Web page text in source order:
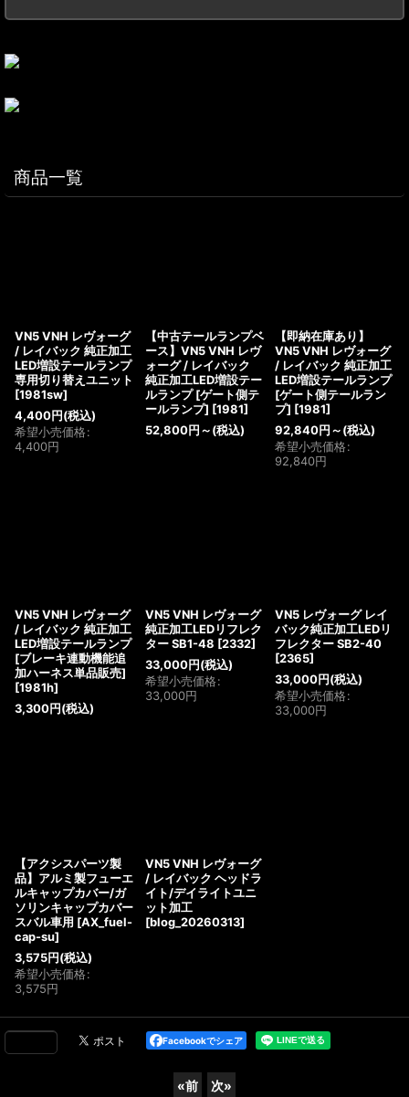
商品一覧
VN5 VNH レヴォーグ
/ レイバック 純正加工
LED増設テールランプ
専用切り替えユニット
[1981sw]
4,400円 (税込)
希望小売価格:
4,400円
【中古テールランプベ
ース】VN5 VNH レヴ
ォーグ / レイバック
純正加工LED増設テー
ルランプ [ゲート側テ
ールランプ] [1981]
52,800円 ～ (税込)
【即納在庫あり】
VN5 VNH レヴォーグ
/ レイバック 純正加工
LED増設テールランプ
[ゲート側テールラン
プ] [1981]
92,840円 ～ (税込)
希望小売価格:
92,840円
VN5 VNH レヴォーグ
/ レイバック 純正加工
LED増設テールランプ
[ブレーキ連動機能追
加ハーネス単品販売]
[1981h]
3,300円 (税込)
VN5 VNH レヴォーグ
純正加工LEDリフレク
ター SB1-48 [2332]
33,000円 (税込)
希望小売価格:
33,000円
VN5 レヴォーグ レイ
バック純正加工LEDリ
フレクター SB2-40
[2365]
33,000円 (税込)
希望小売価格:
33,000円
【アクシスパーツ製
品】アルミ製フューエ
ルキャップカバー/ガ
ソリンキャップカバー
スバル車用 [AX_fuel-
cap-su]
3,575円 (税込)
希望小売価格:
3,575 円
VN5 VNH レヴォーグ
/ レイバック ヘッドラ
イト/デイライトユニ
ット加工
[blog_20260313]
Facebookでシェア
«前 次»